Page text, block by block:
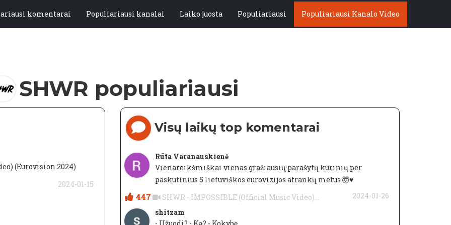
komentarai Populiariausi kanalai Laiko juosta Populiariausi Populiariausi Kanalo Video
SHWR populiariausi
(Eurovision 2024)
2024-01-15
Visų laikų top komentarai
Rūta Varanauskienė
Vienareikšmiškai vienas gražiausių parašytų kūrinių per
paskutinius 5 lietuviškos eurovizijos atrankų metus 🤯♥️
447 SHWR - IMPOSSIBLE (Official Music Video)...
2024-01-26
shitzam